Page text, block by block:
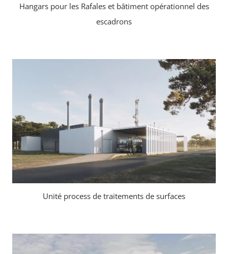
Hangars pour les Rafales et bâtiment opérationnel des
escadrons
Unité process de traitements de surfaces